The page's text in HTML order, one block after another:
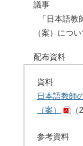
議事
「日本語教
（案）につい
配布資料
資料
日本語教師
（案）
（
参考資料